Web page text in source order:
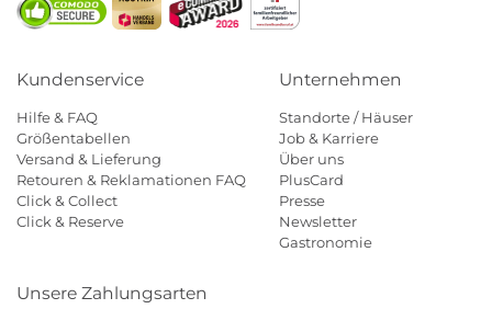
Kundenservice
Hilfe & FAQ
Größentabellen
Versand & Lieferung
Retouren & Reklamationen FAQ
Click & Collect
Click & Reserve
Unternehmen
Standorte / Häuser
Job & Karriere
Über uns
PlusCard
Presse
Newsletter
Gastronomie
Unsere Zahlungsarten